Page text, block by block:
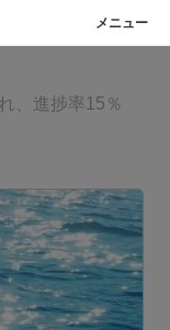
、進捗率15％